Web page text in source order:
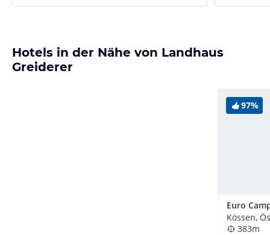
Hotels in der Nähe von Landhaus
Greiderer
97%
Euro
Kössen,
383m